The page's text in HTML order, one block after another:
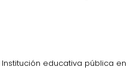
educativa pública en